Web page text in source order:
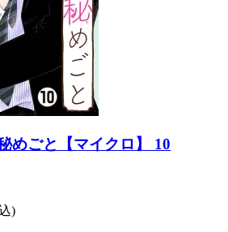
めごと【マイクロ】 10
)